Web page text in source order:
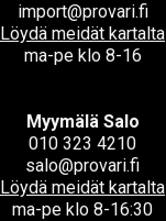
import@provari.fi
Löydä meidät kartalta
ma-pe klo 8-16
Myymälä Salo
010 323 4210
salo@provari.fi
Löydä meidät kartalta
ma-pe klo 8-16:30